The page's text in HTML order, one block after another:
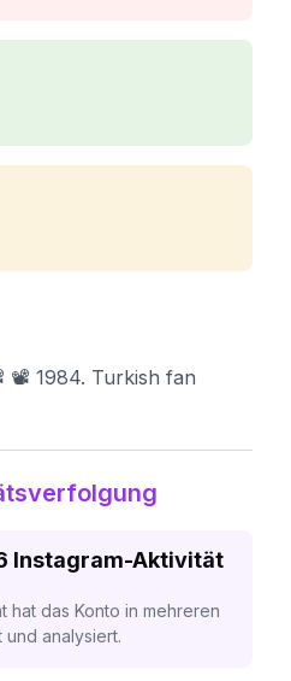
📽 1984. Turkish fan
Instagram-Aktivität
hat das Konto in mehreren
analysiert.